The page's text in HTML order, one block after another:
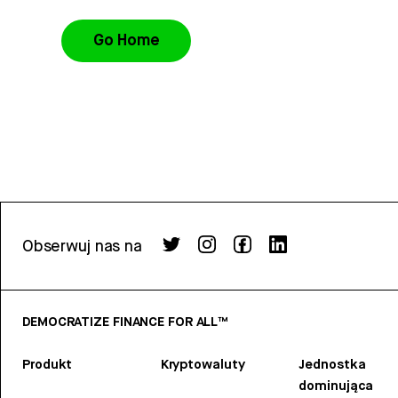
Go Home
Obserwuj nas na
DEMOCRATIZE FINANCE FOR ALL™
Produkt Kryptowaluty
Jednostka
dominująca